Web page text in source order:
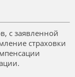
с заявленной
страховки